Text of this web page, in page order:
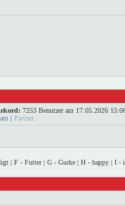
7253 Benutzer am 17.05.2026
| Partner
| F - Futter | G - Gurke | H - happy | I